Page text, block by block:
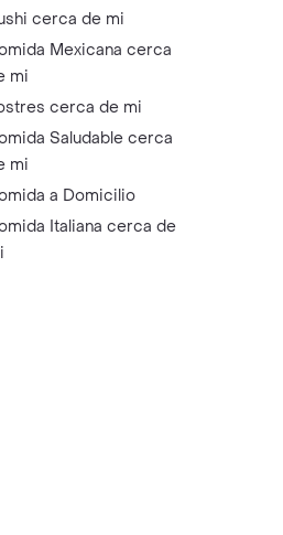
cerca de mi
Mexicana cerca
mi
cerca de mi
Saludable cerca
mi
a Domicilio
Italiana cerca de